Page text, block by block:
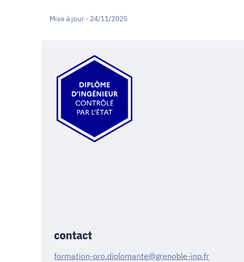
Mise à jour - 24/11/2025
contact
formation-pro.diplomante@grenoble-inp.fr